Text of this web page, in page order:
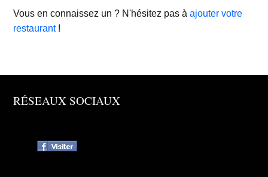
Vous en connaissez un ? N'hésitez pas àajouter votre
restaurant!
RÉSEAUX SOCIAUX